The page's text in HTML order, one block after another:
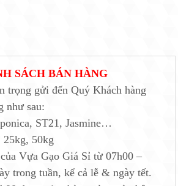
SÁCH BÁN HÀNG
trọng gửi đến Quý Khách hàng
như sau:
ST21, Jasmine…
25kg, 50kg
Vựa Gạo Giá Sỉ từ 07h00 –
trong tuần, kể cả lễ & ngày tết.